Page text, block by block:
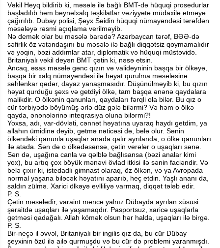
Vəkil Heyq bildirib ki, məsələ ilə bağlı BMT-də hüquqi prosedurlar
başladılıb həm beynəlxalq təşkilatlar vəziyyətə müdaxilə etməyə
çağırılıb. Dubay polisi, Şeyx Səidin hüquqi nümayəndəsi tərəfdən
məsələyə rəsmi açıqlama verilməyib.
Nə demək olar bu məsələ barədə? Azərbaycan tərəf, BƏƏ-də
səfirlik öz vətəndaşını bu məsələ ilə bağlı diqqətsiz qoymamalıdır
və yəqin, bəzi addımlar atar, diplomatik və hüquqi müstəvidə.
Britaniyalı vəkil deyən BMT çətin ki, nəsə etsin.
Ancaq, əsas məsələ gənc qızın və valideyninin başqa bir ölkəyə,
başqa bir xalq nümayəndəsi ilə həyat qurulma məsələsinə
səhlənkar qədər, dayaz yanaşmasıdır. Düşünülməyib ki, bu qızın
həyat qurduğu şəxs və getdiyi ölkə, tam başqa ənənə qaydalara
malikdir. O ölkənin qanunları, qaydaları fərqli ola bilər. Bu qız o
cür tərbiyədə böyümüş ərlə düz gələ bilərmi? Və həm o ölkə
qayda, ənənələrinə inteqrasiya oluna bilərmi?!
Yoxsa, adı, var-dövləti, cənnət həyatına uyaraq haydı getdim, ya
allahın ümidinə deyib, getmə nəticəsi də, belə olur. Sənin
ölkəndəki qanunla uşaqlar anada qalır ayrılanda, o ölkə qanunları
ilə atada. Sən də o ölkədəsənsə, çətin verələr o uşaqları sənə.
Sən də, uşağına canla və qəlblə bağlısansa (bəzi analar kimi
yox), bu artıq çox böyük mənəvi övlad itkisi ilə sənin faciəndir. Və
belə çıxır ki, istedadlı gimnast olaraq, öz ölkən, və ya Avropada
normal yaşana biləcək həyatını aparıb, heç etdin. Yaşlı ananı da,
saldın zülmə. Xarici ölkəyə evlliliyə varmaq, diqqət tələb edir.
P. S.
Çətin məsələdir, varaint məncə yalnız Dübayda ayrılan xüsusi
şəraitdə uşaqları ilə yaşamaqdır. Pasportsuz, xaricə uşaqlarla
getməsi qadağalı. Allah kömək olsun hər halda, uşaqları ilə birgə.
P. S.
Bir-neçə il əvvəl, Britaniyalı bir ingilis qız da, bu cür Dübay
şeyxinin özü ilə ailə qurmuşdu və bu cür də problemi yaranmışdı.